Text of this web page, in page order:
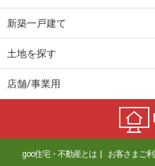
新築一戸建て
土地を探す
店舗/事業用
goo住宅・不動産とは お客さまご